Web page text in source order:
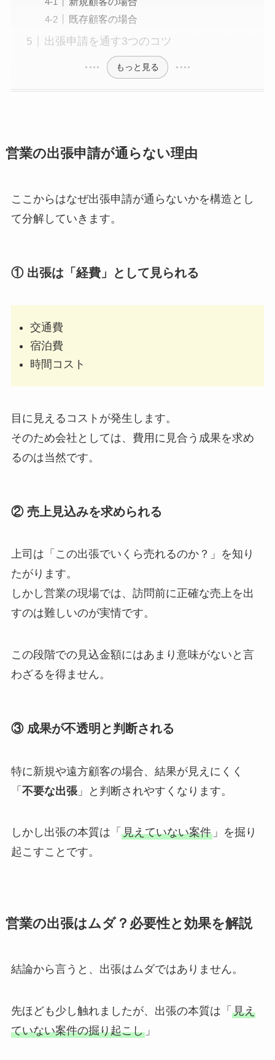
既存顧客の場合
出張申請を通す3つのコツ
もっと見る
営業の出張申請が通らない理由
ここからはなぜ出張申請が通らないかを構造とし
て分解していきます。
① 出張は「経費」として見られる
交通費
宿泊費
時間コスト
目に見えるコストが発生します。
そのため会社としては、費用に見合う成果を求め
るのは当然です。
② 売上見込みを求められる
上司は「この出張でいくら売れるのか？」を知り
たがります。
しかし営業の現場では、訪問前に正確な売上を出
すのは難しいのが実情です。
この段階での見込金額にはあまり意味がないと言
わざるを得ません。
③ 成果が不透明と判断される
特に新規や遠方顧客の場合、結果が見えにくく
「 不要な出張」と判断されやすくなります。
しかし出張の本質は「 見えていない案件」を掘り
起こすことです。
営業の出張はムダ？必要性と効果を解説
結論から言うと、出張はムダではありません。
先ほども少し触れましたが、出張の本質は「 見え
ていない案件の掘り起こし」